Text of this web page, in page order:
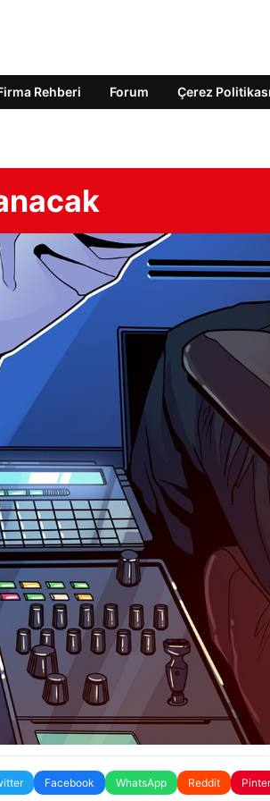
Rehberi Forum Çerez Politikası
Facebook WhatsApp Reddit